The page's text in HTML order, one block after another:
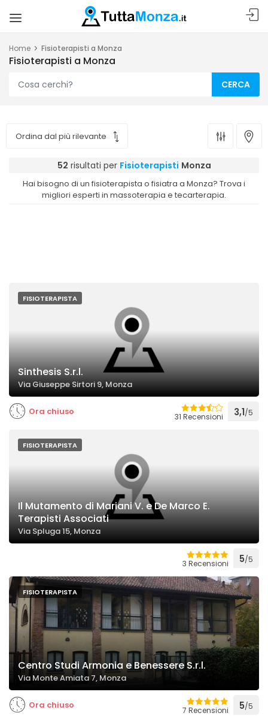
Home Fisioterapisti a Monza
Fisioterapisti a Monza
CERCA
52 risultati per Fisioterapisti Monza
Hai bisogno di un fisioterapista o fisiatra a Monza? Trova i
migliori esperti in massoterapia e tecarterapia.
FISIOTERAPISTA
Sinthesis S.r.l.
Via Giuseppe Sirtori 9, Monza
Ora chiuso 31 Recensioni 3,1/5
FISIOTERAPISTA
Il Mutamento di Mariani V. e De Marco E.
Terapisti Associati
Via Spluga 15, Monza
3 Recensioni 5/5
FISIOTERAPISTA
Centro Studi Armonia e Benessere S.r.l.
Via Monte Amiata 7, Monza
Ora chiuso 7 Recensioni 5/5